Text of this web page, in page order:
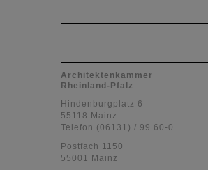
Architektenkammer
Rheinland-Pfalz
Hindenburgplatz 6
55118 Mainz
Telefon (06131) / 99 60-0
Postfach 1150
55001 Mainz